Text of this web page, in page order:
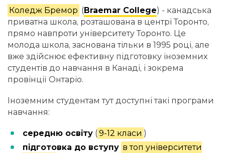
Коледж Бремор (Braemar College) - канадська
приватна школа, розташована в центрі Торонто,
прямо навпроти університету Торонто. Це
молода школа, заснована тільки в 1995 році, але
вже здійснює ефективну підготовку іноземних
студентів до навчання в Канаді, і зокрема
провінції Онтаріо.
Іноземним студентам тут доступні такі програми
навчання:
середню освіту (9-12 класи )
підготовка до вступу в топ університети